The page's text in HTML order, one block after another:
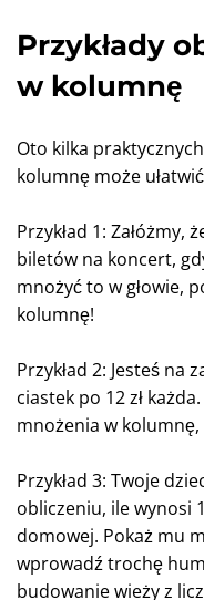
Przykłady
w kolumnę
Oto kilka
kolumnę może
Przykład 1: Załóżmy,
biletów na koncert,
mnożyć to w głowie,
kolumnę!
Przykład 2: Jesteś na
ciastek po 12 zł
mnożenia w kolumnę,
Przykład 3: Twoje
obliczeniu, ile wynosi
domowej. Pokaż mu
wprowadź trochę
budowanie wieży z